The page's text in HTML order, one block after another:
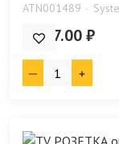
ATN001489
1 567.00 ₽